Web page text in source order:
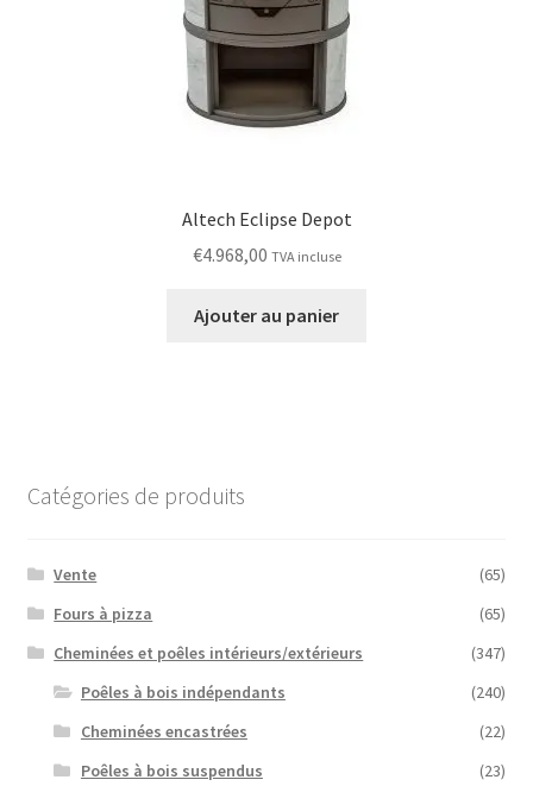
Altech Eclipse Depot
€4.968,00 TVA incluse
Ajouter au panier
Catégories de produits
Vente
(65)
Fours à pizza
(65)
Cheminées et poêles intérieurs/extérieurs
(347)
Poêles à bois indépendants
(240)
Cheminées encastrées
(22)
Poêles à bois suspendus
(23)